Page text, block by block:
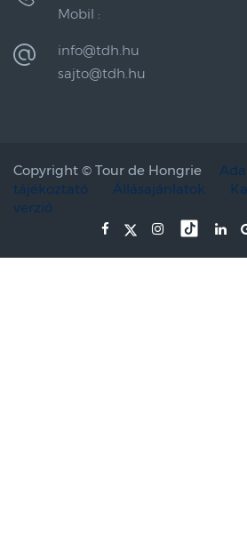
Mobil :
info@tdh.hu
sajto@tdh.hu
Copyright © Tour de Hongrie
tájékoztató
Állásajánlatok
verzió